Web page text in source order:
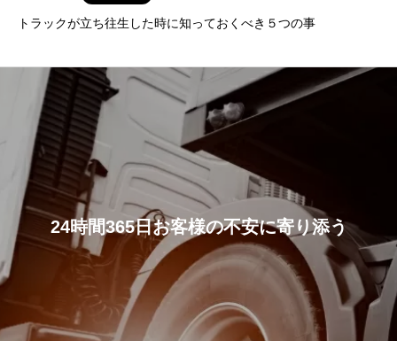
トラックが立ち往生した時に知っておくべき５つの事
24時間365日お客様の不安に寄り添う